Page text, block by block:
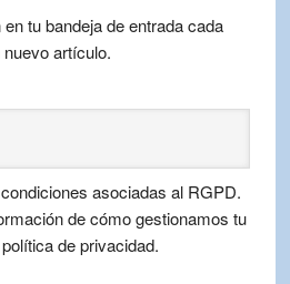
tu bandeja de entrada cada
artículo.
asociadas al RGPD.
de cómo gestionamos tu
de privacidad.